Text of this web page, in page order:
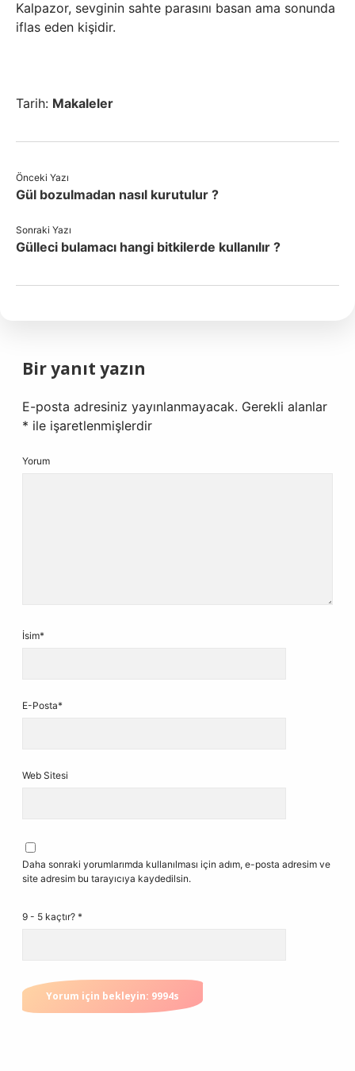
Kalpazor, sevginin sahte parasını basan ama sonunda
iflas eden kişidir.
Tarih: Makaleler
Önceki Yazı
Gül bozulmadan nasıl kurutulur ?
Sonraki Yazı
Gülleci bulamacı hangi bitkilerde kullanılır ?
Bir yanıt yazın
E-posta adresiniz yayınlanmayacak. Gerekli alanlar
* ile işaretlenmişlerdir
Yorum
İsim*
E-Posta*
Web Sitesi
Daha sonraki yorumlarımda kullanılması için adım, e-posta adresim ve
site adresim bu tarayıcıya kaydedilsin.
9 - 5 kaçtır? *